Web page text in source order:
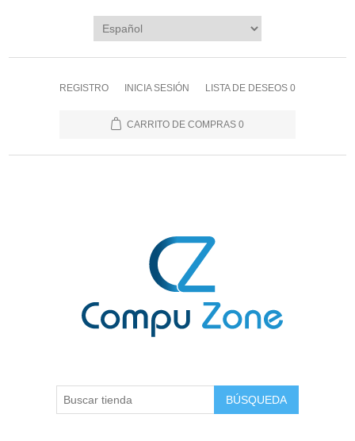
REGISTRO INICIA SESIÓN LISTA DE DESEOS 0
CARRITO DE COMPRAS 0
BÚSQUEDA